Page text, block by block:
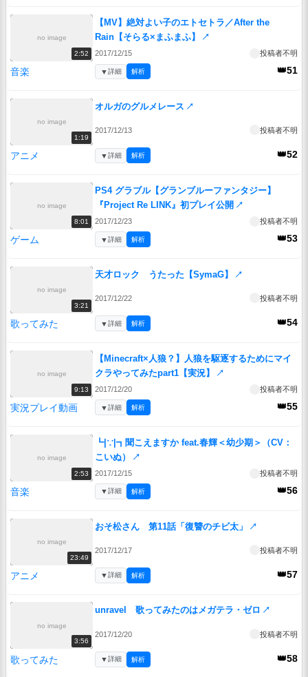
no image
2:52
【MV】絶対よい子のエトセトラ／After the
Rain【そらる×まふまふ】
↗
2017/12/15 投稿者不明
音楽 👑51
▼詳細 解析
no image
1:19
オルガのグルメレース ↗
2017/12/13 投稿者不明
アニメ 👑52
▼詳細 解析
no image
8:01
PS4 グラブル【グランブルーファンタジー】
『Project Re LINK』初プレイ公開 ↗
2017/12/23 投稿者不明
ゲーム 👑53
▼詳細 解析
no image
3:21
天才ロック うたった【SymaG】 ↗
2017/12/22 投稿者不明
歌ってみた 👑54
▼詳細 解析
no image
9:13
【Minecraft×人狼？】人狼を駆逐するためにマイ
クラやってみたpart1【実況】
↗
2017/12/20 投稿者不明
実況プレイ動画 👑55
▼詳細 解析
no image
2:53
┗|∵|┓聞こえますか feat.春輝＜幼少期＞（CV：
こいぬ）
↗
2017/12/15 投稿者不明
音楽 👑56
▼詳細 解析
no image
23:49
おそ松さん 第11話「復讐のチビ太」 ↗
2017/12/17 投稿者不明
アニメ 👑57
▼詳細 解析
no image
3:56
unravel 歌ってみたのはメガテラ・ゼロ ↗
2017/12/20 投稿者不明
歌ってみた 👑58
▼詳細 解析